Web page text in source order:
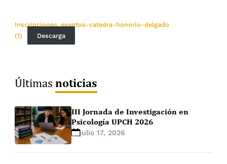
Inscripciones_eventos-catedra-honorio-delgado
(1)
Descarga
Últimasnoticias
III Jornada de Investigación en
Psicología UPCH 2026
julio 17, 2026